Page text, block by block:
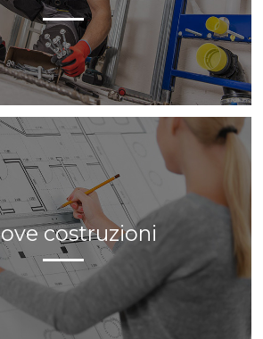
degli impianti, modifica la divisione
interna degli spazi.
al nostro team tecnico.
costruzioni
costruzioni
o scegli la casa dei tuo sogni. Tra le
potrebbe esserci la tua.